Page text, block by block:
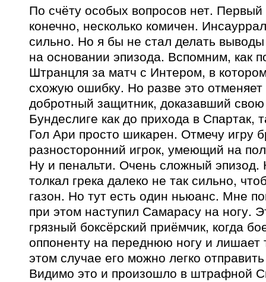
По счёту особых вопросов нет. Первый
конечно, несколько комичен.
сильно. Но я бы не стал делать
на основании эпизода. Вспомним, как
Штранцля за матч с Интером, в
схожую ошибку. Но разве это отменяет
добротный защитник, доказавший
Бундеслиге как до прихода в Спартак,
Гол Ари просто шикарен. Отмечу игру
разносторонний игрок, умеющий на
Ну и пенальти. Очень сложный эпизод.
толкал грека далеко не так сильно,
газон. Но тут есть один ньюанс. Мне
при этом наступил Самарасу на ногу.
грязный боксёрский приёмчик, когда
оппоненту на переднюю ногу и лишает
этом случае его можно легко
Видимо это и произошло в штрафной